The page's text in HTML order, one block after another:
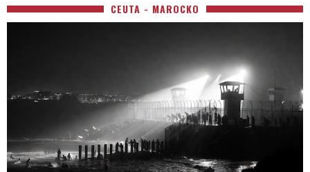
CEUTA - MAROCKO